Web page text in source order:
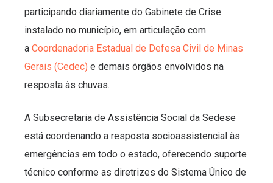
participando diariamente do Gabinete de Crise
instalado no município, em articulação com
a Coordenadoria Estadual de Defesa Civil de Minas
Gerais (Cedec) e demais órgãos envolvidos na
resposta às chuvas.
A Subsecretaria de Assistência Social da Sedese
está coordenando a resposta socioassistencial às
emergências em todo o estado, oferecendo suporte
técnico conforme as diretrizes do Sistema Único de